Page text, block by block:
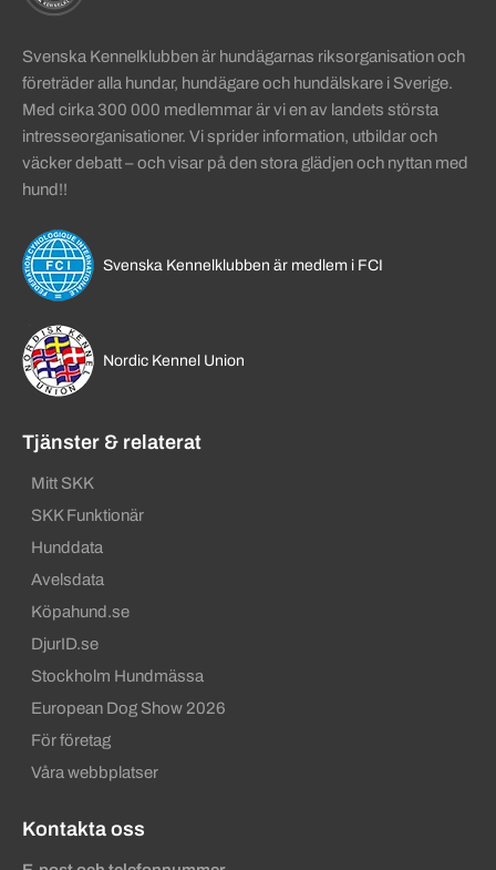
Svenska Kennelklubben är hundägarnas riksorganisation och
företräder alla hundar, hundägare och hundälskare i Sverige.
Med cirka 300 000 medlemmar är vi en av landets största
intresseorganisationer. Vi sprider information, utbildar och
väcker debatt – och visar på den stora glädjen och nyttan med
hund!!
Svenska Kennelklubben är medlem i FCI
Nordic Kennel Union
Tjänster & relaterat
Mitt SKK
SKK Funktionär
Hunddata
Avelsdata
Köpahund.se
DjurID.se
Stockholm Hundmässa
European Dog Show 2026
För företag
Våra webbplatser
Kontakta oss